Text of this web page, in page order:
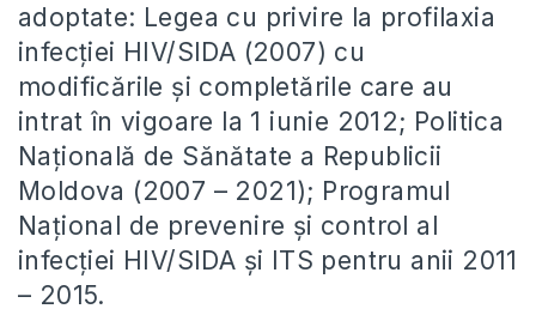
adoptate: Legea cu privire la profilaxia
infecţiei HIV/SIDA (2007) cu
modificările și completările care au
intrat în vigoare la 1 iunie 2012; Politica
Naţională de Sănătate a Republicii
Moldova (2007 – 2021); Programul
Naţional de prevenire și control al
infecţiei HIV/SIDA și ITS pentru anii 2011
– 2015.